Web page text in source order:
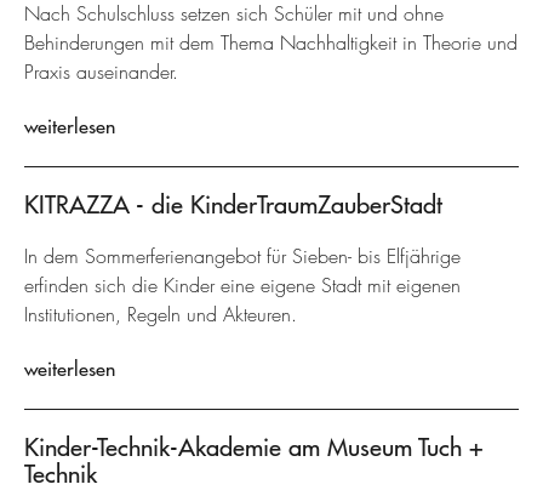
Nach Schulschluss setzen sich Schüler mit und ohne
Behinderungen mit dem Thema Nachhaltigkeit in Theorie und
Praxis auseinander.
weiterlesen
KITRAZZA - die KinderTraumZauberStadt
In dem Sommerferienangebot für Sieben- bis Elfjährige
erfinden sich die Kinder eine eigene Stadt mit eigenen
Institutionen, Regeln und Akteuren.
weiterlesen
Kinder-Technik-Akademie am Museum Tuch +
Technik